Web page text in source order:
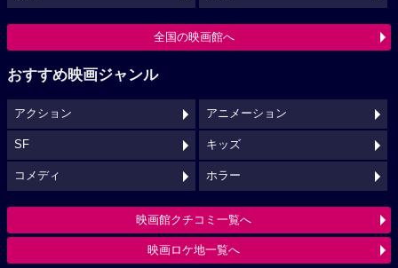
全国の映画館へ
おすすめ映画ジャンル
アクション アニメーション
SF キッズ
コメディ ホラー
映画館クチコミ一覧へ
映画ロケ地一覧へ